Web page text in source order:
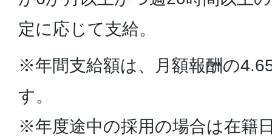
定に応じて支給。
※年間支給額は、月額報酬の
す。
※年度途中の採用の場合は在籍